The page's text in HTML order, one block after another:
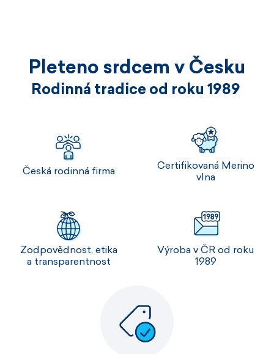
Pleteno srdcem v Česku
Rodinná tradice od roku 1989
Česká rodinná firma
Certifikovaná Merino
vlna
Zodpovědnost, etika
a transparentnost
Výroba v ČR od roku
1989